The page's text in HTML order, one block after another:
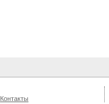
Контакты